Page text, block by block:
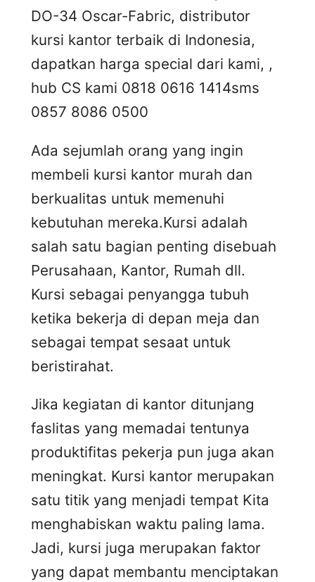
DO-34 Oscar-Fabric, distributor
kursi kantor terbaik di Indonesia,
dapatkan harga special dari kami, ,
hub CS kami 0818 0616 1414sms
0857 8086 0500
Ada sejumlah orang yang ingin
membeli kursi kantor murah dan
berkualitas untuk memenuhi
kebutuhan mereka.Kursi adalah
salah satu bagian penting disebuah
Perusahaan, Kantor, Rumah dll.
Kursi sebagai penyangga tubuh
ketika bekerja di depan meja dan
sebagai tempat sesaat untuk
beristirahat.
Jika kegiatan di kantor ditunjang
faslitas yang memadai tentunya
produktifitas pekerja pun juga akan
meningkat. Kursi kantor merupakan
satu titik yang menjadi tempat Kita
menghabiskan waktu paling lama.
Jadi, kursi juga merupakan faktor
yang dapat membantu menciptakan